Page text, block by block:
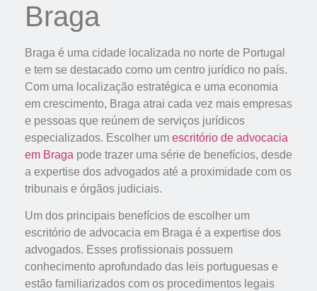
Braga
Braga é uma cidade localizada no norte de Portugal
e tem se destacado como um centro jurídico no país.
Com uma localização estratégica e uma economia
em crescimento, Braga atrai cada vez mais empresas
e pessoas que reúnem de serviços jurídicos
especializados. Escolher um escritório de advocacia
em Braga pode trazer uma série de benefícios, desde
a expertise dos advogados até a proximidade com os
tribunais e órgãos judiciais.
Um dos principais benefícios de escolher um
escritório de advocacia em Braga é a expertise dos
advogados. Esses profissionais possuem
conhecimento aprofundado das leis portuguesas e
estão familiarizados com os procedimentos legais